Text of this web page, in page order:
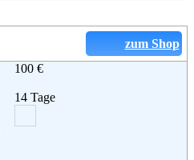
buch.de internetstores AG
48157 Münster
zum Shop
100 €
14 Tage